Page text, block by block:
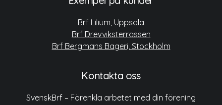
Brf Lilium, Uppsala
Brf Drevviksterrassen
Brf Bergmans Bageri, Stockholm
Kontakta oss
SvenskBrf – Förenkla arbetet med din förening